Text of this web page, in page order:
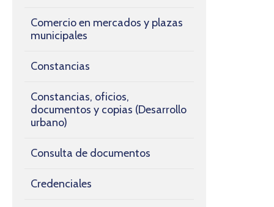
Comercio en mercados y plazas
municipales
Constancias
Constancias, oficios,
documentos y copias (Desarrollo
urbano)
Consulta de documentos
Credenciales